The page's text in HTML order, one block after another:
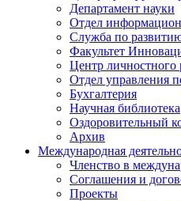
Департамент науки
Отдел
Служба по
Факультет
Центр личностного
Отдел управления
Бухгалтерия
Научная библиотека
Оздоровительный
Архив
Международная
Членство в
Соглашения и
Проекты